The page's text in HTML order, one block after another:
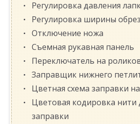
Регулировка давления
Регулировка ширины
Отключение ножа
Съемная рукавная панель
Переключатель на
Заправщик нижнего
Цветная схема заправки
Цветовая кодировка нити
заправки